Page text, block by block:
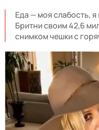
Еда — моя слабость,
Бритни своим 42,6
снимком чешки с